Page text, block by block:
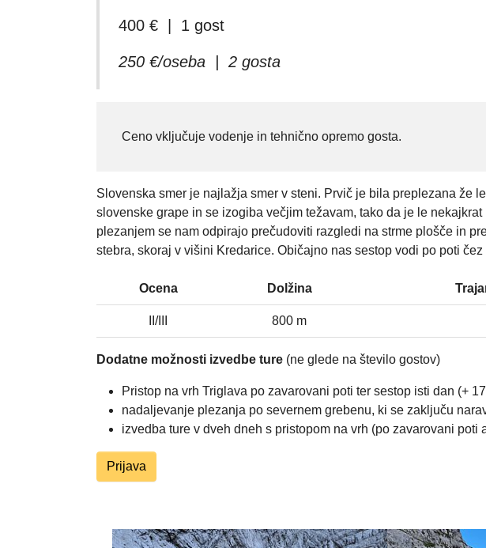
400 € | 1 gost
250 €/oseba | 2 gosta
Ceno vključuje vodenje in tehnično opremo gosta.
Slovenska smer je najlažja smer v steni. Prvič je bila preplezana že
slovenske grape in se izogiba večjim težavam, tako da je le
plezanjem se nam odpirajo prečudoviti razgledi na strme plošče in
stebra, skoraj v višini Kredarice. Običajno nas sestop vodi po poti čez
Ocena Dolžina
II/III 800 m
Dodatne možnosti izvedbe ture (ne glede na število gostov)
Pristop na vrh Triglava po zavarovani poti ter sestop isti dan (+
nadaljevanje plezanja po severnem grebenu, ki se zaključu
izvedba ture v dveh dneh s pristopom na vrh (po zavarovani
Prijava